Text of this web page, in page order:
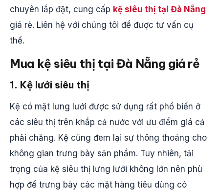
chuyên lắp đặt, cung cấp kệ siêu thị tại Đà Nẵng
giá rẻ. Liên hệ với chúng tôi để được tư vấn cụ
thể.
Mua kệ siêu thị tại Đà Nẵng giá rẻ
1. Kệ lưới siêu thị
Kệ có mặt lưng lưới được sử dụng rất phổ biến ở
các siêu thị trên khắp cả nước với ưu điểm giá cả
phải chăng. Kệ cũng đem lại sự thông thoáng cho
không gian trưng bày sản phẩm. Tuy nhiên, tải
trọng của kệ siêu thị lưng lưới không lớn nên phù
hợp để trưng bày các mặt hàng tiêu dùng có